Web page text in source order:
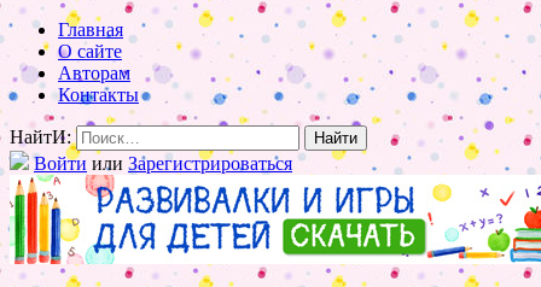
Главная
О сайте
Авторам
Контакты
НайтИ:
Войти или Зарегистрироваться